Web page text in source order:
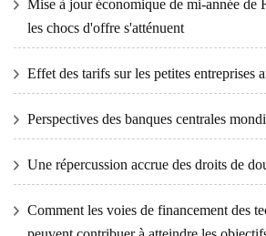
Mise à jour économique de mi-année de
les chocs d'offre s'atténuent
Effet des tarifs sur les petites entreprises
Perspectives des banques centrales
Une répercussion accrue des droits de
Comment les voies de financement des